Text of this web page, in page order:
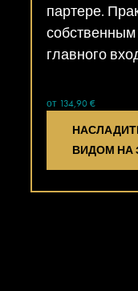
партере.
собственным
главного
от 134,90 €
ВИДОМ НА